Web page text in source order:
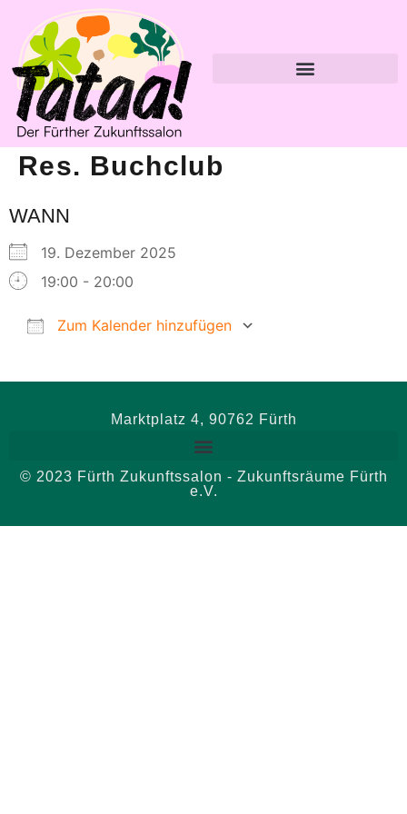
Res. Buchclub
WANN
19. Dezember 2025
19:00 - 20:00
Zum Kalender hinzufügen
Marktplatz 4, 90762 Fürth
© 2023 Fürth Zukunftssalon - Zukunftsräume Fürth
e.V.